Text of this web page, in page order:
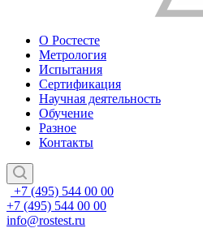
О Ростесте
Метрология
Испытания
Сертификация
Научная деятельность
Обучение
Разное
Контакты
+7 (495) 544 00 00
+7 (495) 544 00 00
info@rostest.ru